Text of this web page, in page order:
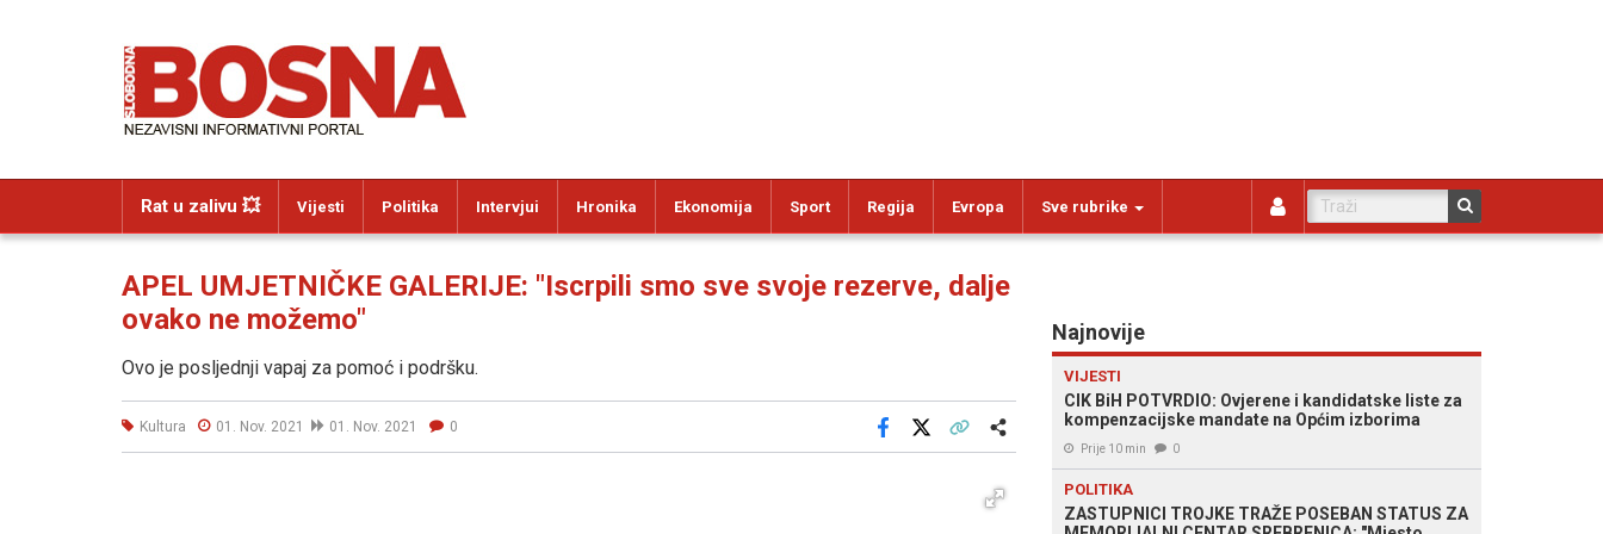
Rat u zalivu 💥 Vijesti Politika Intervjui Hronika Ekonomija Sport Regija Evropa Sve rubrike
APEL UMJETNIČKE GALERIJE: "Iscrpili smo sve svoje rezerve, dalje
ovako ne možemo"
Ovo je posljednji vapaj za pomoć i podršku.
Kultura 01. Nov. 2021 01. Nov. 2021 0
Facebook
Najnovije
VIJESTI
CIK BiH POTVRDIO: Ovjerene i kandidatske liste za
kompenzacijske mandate na Općim izborima
Prije 10 min 0
POLITIKA
ZASTUPNICI TROJKE TRAŽE POSEBAN STATUS ZA